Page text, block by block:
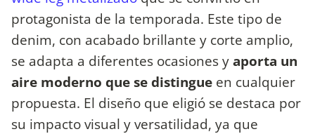
protagonista de la temporada. Este tipo de
denim, con acabado brillante y corte amplio,
se adapta a diferentes ocasiones yaporta un
aire moderno que se distingue en cualquier
propuesta. El diseño que eligió se destaca por
su impacto visual y versatilidad, ya que